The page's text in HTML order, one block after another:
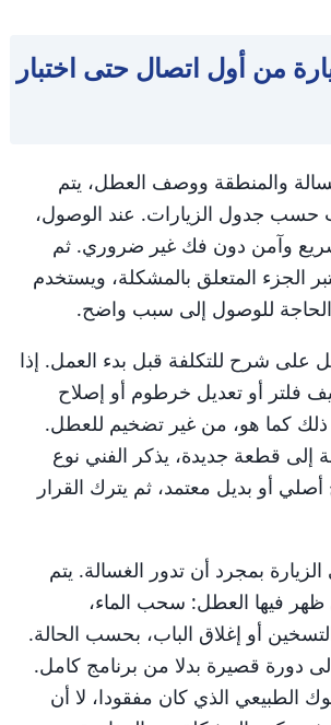
من أول اتصال حتى اختبار
والمنطقة ووصف العطل، يتم
حسب جدول الزيارات. عند الوصول،
وآمن دون فك غير ضروري. ثم
الجزء المتعلق بالمشكلة، ويستخدم
للوصول إلى سبب واضح.
شرح للتكلفة قبل بدء العمل. إذا
فلتر أو تعديل خرطوم أو إصلاح
ذلك كما هو، من غير تضخيم للعطل.
إلى قطعة جديدة، يذكر الفني نوع
أو بديل معتمد، ثم يترك القرار
الزيارة بمجرد أن تدور الغسالة. يتم
ظهر فيها العطل: سحب الماء،
أو إغلاق الباب، بحسب الحالة.
إلى دورة قصيرة بدلا من برنامج كامل.
الطبيعي الذي كان مفقودا، لا أن